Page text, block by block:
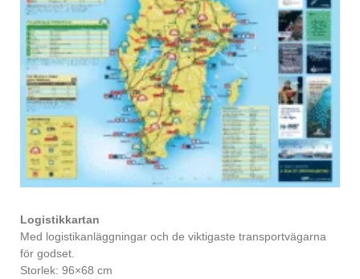
Logistikkartan
Med logistikanläggningar och de viktigaste transportvägarna
för godset.
Storlek: 96×68 cm